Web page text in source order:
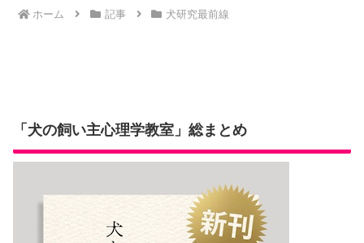
ホーム 記事 犬研究最前線
「犬の飼い主心理学教室」総まとめ